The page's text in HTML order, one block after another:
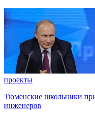
проекты
Тюменские школьники
инженеров